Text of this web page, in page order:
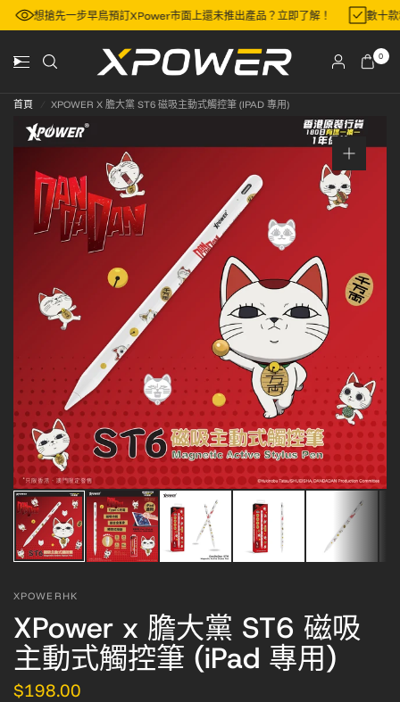
想搶先一步早鳥預訂XPower市面上還未推出產品？立即了解！ 數
0
首頁 XPOWER X 膽大黨 ST6 磁吸主動式觸控筆 (IPAD 專用)
XPOWERHK
XPower x 膽大黨 ST6 磁吸
主動式觸控筆 (iPad 專用)
$198.00